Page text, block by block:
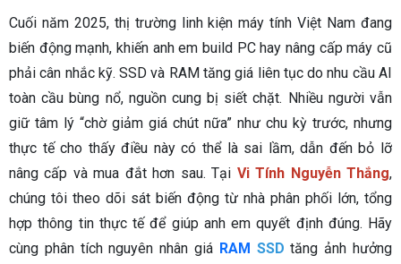
Cuối năm 2025, thị trường linh kiện máy tính Việt Nam đang
biến động mạnh, khiến anh em build PC hay nâng cấp máy cũ
phải cân nhắc kỹ. SSD và RAM tăng giá liên tục do nhu cầu AI
toàn cầu bùng nổ, nguồn cung bị siết chặt. Nhiều người vẫn
giữ tâm lý “chờ giảm giá chút nữa” như chu kỳ trước, nhưng
thực tế cho thấy điều này có thể là sai lầm, dẫn đến bỏ lỡ
nâng cấp và mua đắt hơn sau. Tại Vi Tính Nguyễn Thắng,
chúng tôi theo dõi sát biến động từ nhà phân phối lớn, tổng
hợp thông tin thực tế để giúp anh em quyết định đúng. Hãy
cùng phân tích nguyên nhân giá RAM SSD tăng ảnh hưởng